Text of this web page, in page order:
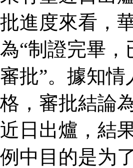
批進度來看，
為“制證完畢，
審批”。據知
格，審批結論
近日出爐，結
例中目的是为